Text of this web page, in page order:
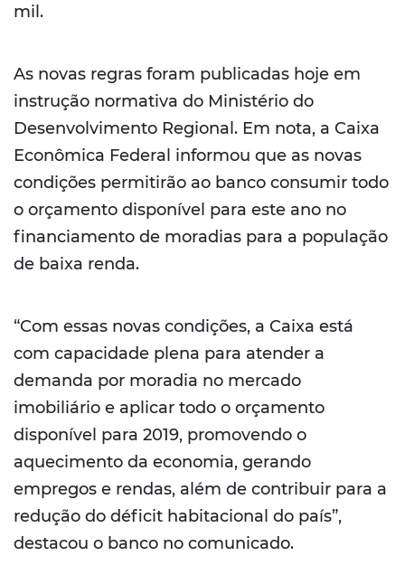
mil.
As novas regras foram publicadas hoje em
instrução normativa do Ministério do
Desenvolvimento Regional. Em nota, a Caixa
Econômica Federal informou que as novas
condições permitirão ao banco consumir todo
o orçamento disponível para este ano no
financiamento de moradias para a população
de baixa renda.
“Com essas novas condições, a Caixa está
com capacidade plena para atender a
demanda por moradia no mercado
imobiliário e aplicar todo o orçamento
disponível para 2019, promovendo o
aquecimento da economia, gerando
empregos e rendas, além de contribuir para a
redução do déficit habitacional do país”,
destacou o banco no comunicado.